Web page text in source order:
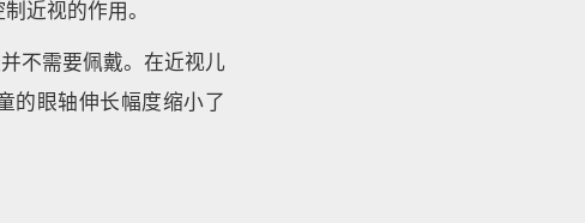
近视的作用。
不需要佩戴。在近视儿
的眼轴伸长幅度缩小了